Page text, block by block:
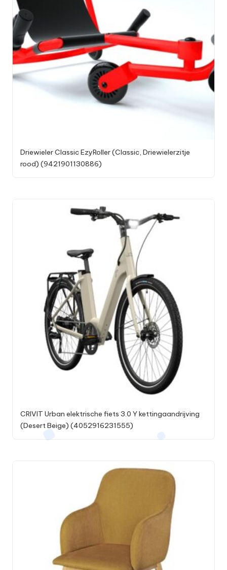
Driewieler Classic EzyRoller (Classic, Driewielerzitje
rood) (9421901130886)
CRIVIT Urban elektrische fiets 3.0 Y kettingaandrijving
(Desert Beige) (4052916231555)